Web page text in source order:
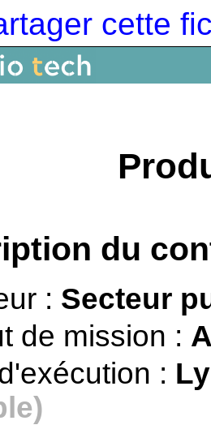
cette
du
: Secteur
de mission :
: